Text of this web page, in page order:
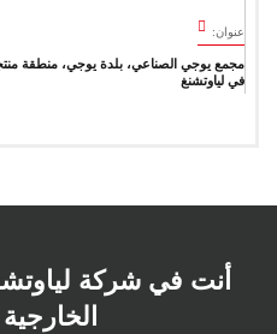
عنوان:
مجمع يوجي الصناعي، بلدة يوجي، منطقة منتجع
في لياوتشنغ
أنت في شركة